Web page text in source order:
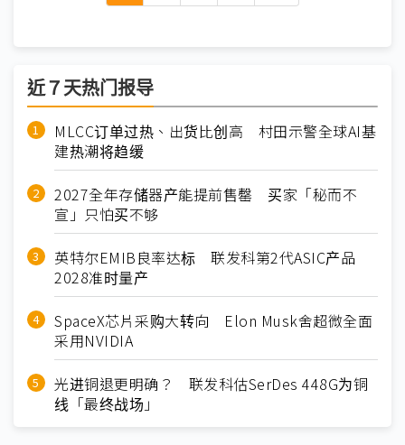
近７天热门报导
MLCC订单过热、出货比创高 村田示警全球AI基
建热潮将趋缓
2027全年存储器产能提前售罄 买家「秘而不
宣」只怕买不够
英特尔EMIB良率达标 联发科第2代ASIC产品
2028准时量产
SpaceX芯片采购大转向 Elon Musk舍超微全面
采用NVIDIA
光进铜退更明确？ 联发科估SerDes 448G为铜
线「最终战场」